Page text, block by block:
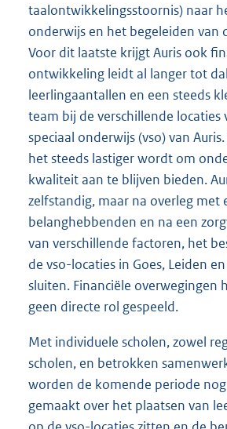
taalontwikkelingsstoornis) naar
onderwijs en het begeleiden van
Voor dit laatste krijgt Auris ook
ontwikkeling leidt al langer tot
leerlingaantallen en een steeds
team bij de verschillende locaties
speciaal onderwijs (vso) van
het steeds lastiger wordt om
kwaliteit aan te blijven bieden.
zelfstandig, maar na overleg met
belanghebbenden en na een
van verschillende factoren, het
de vso-locaties in Goes, Leiden
sluiten. Financiële overwegingen
geen directe rol gespeeld.
Met individuele scholen, zowel
scholen, en betrokken
worden de komende periode
gemaakt over het plaatsen van